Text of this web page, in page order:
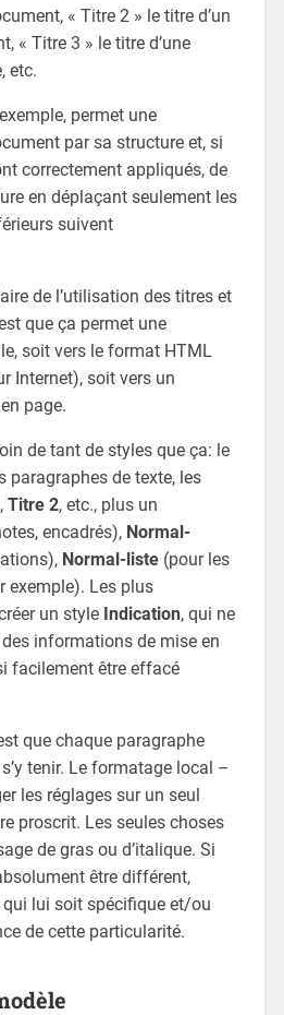
« Titre 2 » le titre d’un
« Titre 3 » le titre d’une
etc.
permet une
par sa structure et, si
correctement appliqués, de
en déplaçant seulement les
suivent
de l’utilisation des titres et
que ça permet une
soit vers le format HTML
Internet), soit vers un
page.
de tant de styles que ça: le
paragraphes de texte, les
, Titre 2, etc., plus un
encadrés), Normal-
Normal-liste(pour les
exemple). Les plus
un style Indication, qui ne
informations de mise en
facilement être effacé
que chaque paragraphe
tenir. Le formatage local –
les réglages sur un seul
proscrit. Les seules choses
de gras ou d’italique. Si
être différent,
lui soit spécifique et/ou
de cette particularité.